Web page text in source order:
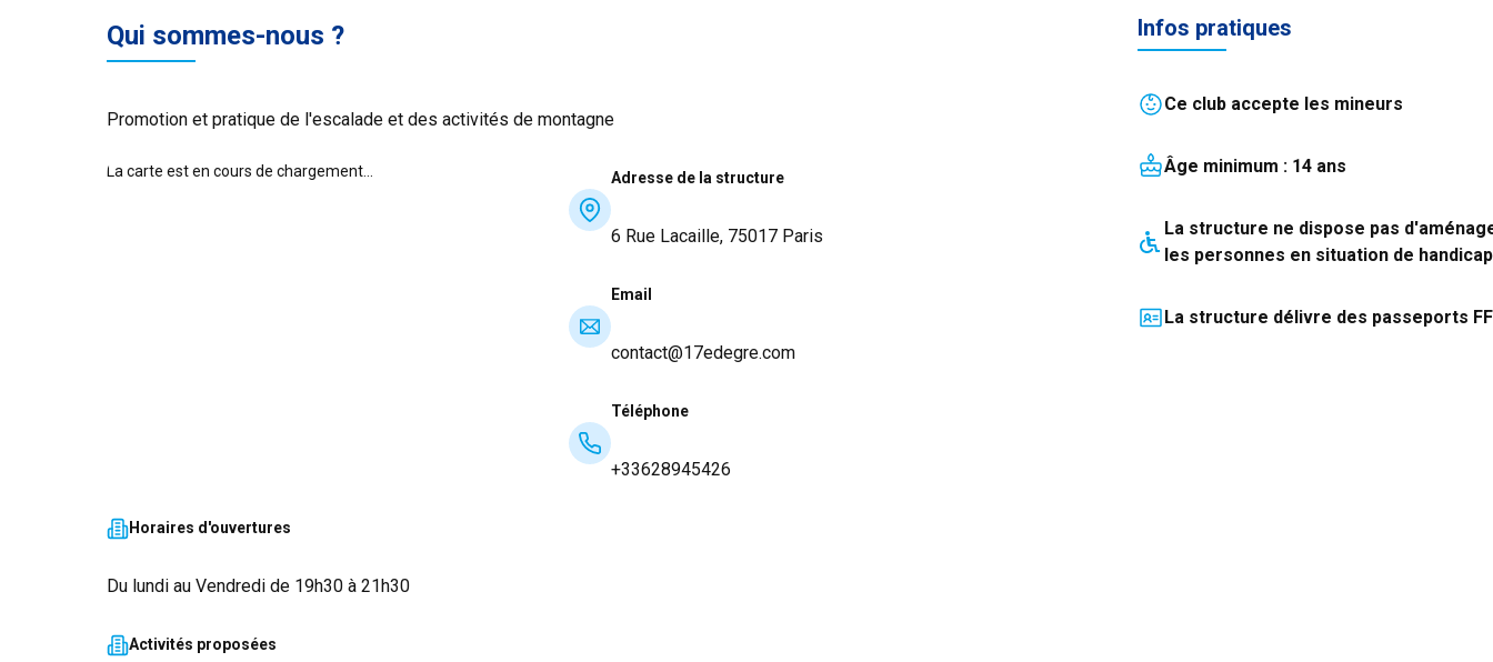
Qui sommes-nous ?
Promotion et pratique de l'escalade et des activités de montagne
La carte est en cours de chargement... Adresse de la structure
6 Rue Lacaille, 75017 Paris
Email
contact@17edegre.com
Téléphone
+33628945426
Horaires d'ouvertures
Du lundi au Vendredi de 19h30 à 21h30
Activités proposées
Infos pratiques
Ce club accepte les mineurs
Âge minimum : 14 ans
La structure ne dispose pas
les personnes en situation de handicap
La structure délivre des passeports